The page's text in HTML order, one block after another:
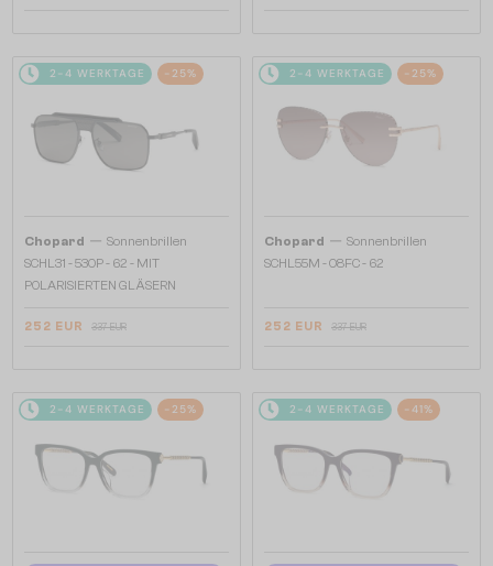
2-4 WERKTAGE -25%
Chopard — Sonnenbrillen
SCHL31 - 530P - 62 - MIT
POLARISIERTEN GLÄSERN
252 EUR 337 EUR
2-4 WERKTAGE -25%
Chopard — Sonnenbrillen
SCHL55M - 08FC - 62
252 EUR 337 EUR
2-4 WERKTAGE -25% 2-4 WERKTAGE -41%